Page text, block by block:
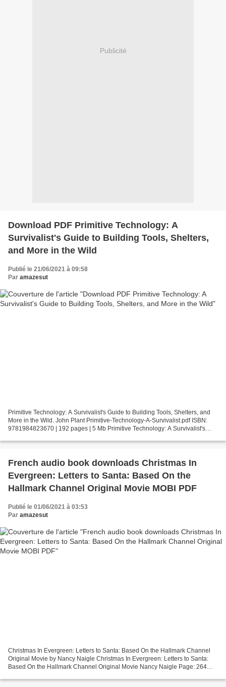
Publicité
Download PDF Primitive Technology: A
Survivalist's Guide to Building Tools, Shelters,
and More in the Wild
Publié le 21/06/2021 à 09:58
Par amazesut
Primitive Technology: A Survivalist's Guide to Building Tools, Shelters, and
More in the Wild. John Plant Primitive-Technology-A-Survivalist.pdf ISBN:
9781984823670 | 192 pages | 5 Mb Primitive Technology: A Survivalist's
French audio book downloads Christmas In
Evergreen: Letters to Santa: Based On the
Hallmark Channel Original Movie MOBI PDF
Publié le 01/06/2021 à 03:53
Par amazesut
Christmas In Evergreen: Letters to Santa: Based On the Hallmark Channel
Original Movie by Nancy Naigle Christmas In Evergreen: Letters to Santa:
Based On the Hallmark Channel Original Movie Nancy Naigle Page: 264